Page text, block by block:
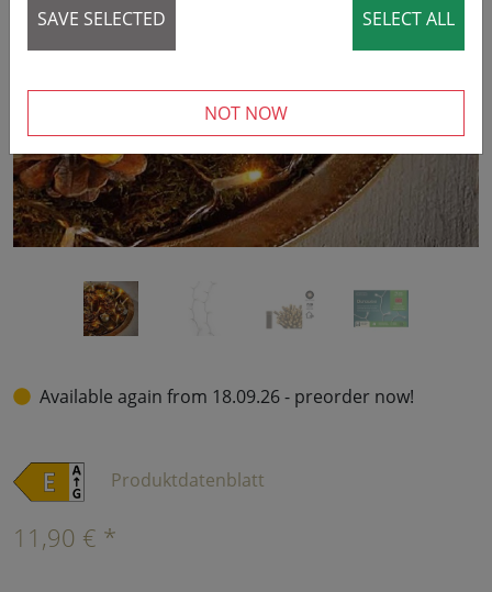
Available again from 18.09.26 - preorder now!
Produktdatenblatt
11,90 € *
SAVE SELECTED SELECT ALL
NOT NOW